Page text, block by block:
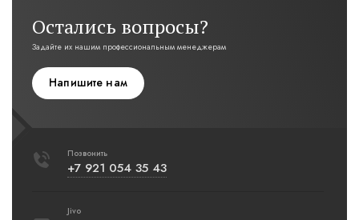
Остались вопросы?
Задайте их нашим профессиональным менеджерам
Напишите нам
Позвонить
+7 921 054 35 43
Jivo